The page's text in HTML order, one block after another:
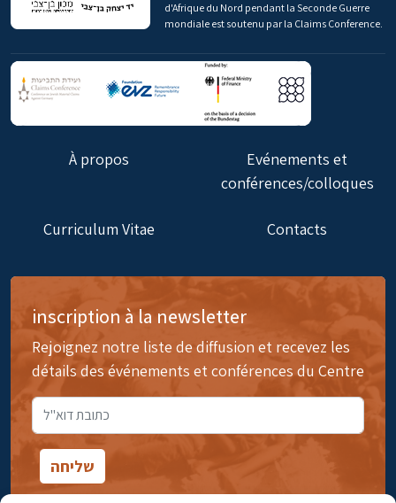
d'Afrique du Nord pendant la Seconde Guerre
mondiale est soutenu par la Claims Conference.
À propos
Evénements et
conférences/colloques
Curriculum Vitae Contacts
inscription à la newsletter
Rejoignez notre liste de diffusion et recevez les
détails des événements et conférences du Centre